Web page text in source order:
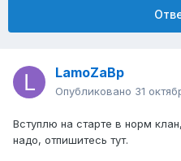
LamoZaBp
Опубликовано 31
Вступлю на старте в норм
надо, отпишитесь тут.